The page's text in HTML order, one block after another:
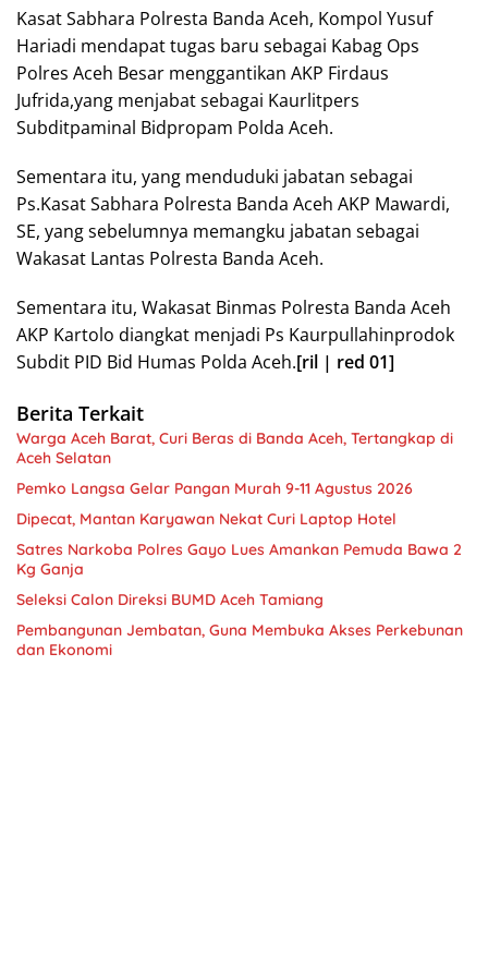
Kasat Sabhara Polresta Banda Aceh, Kompol Yusuf
Hariadi mendapat tugas baru sebagai Kabag Ops
Polres Aceh Besar menggantikan AKP Firdaus
Jufrida,yang menjabat sebagai Kaurlitpers
Subditpaminal Bidpropam Polda Aceh.
Sementara itu, yang menduduki jabatan sebagai
Ps.Kasat Sabhara Polresta Banda Aceh AKP Mawardi,
SE, yang sebelumnya memangku jabatan sebagai
Wakasat Lantas Polresta Banda Aceh.
Sementara itu, Wakasat Binmas Polresta Banda Aceh
AKP Kartolo diangkat menjadi Ps Kaurpullahinprodok
Subdit PID Bid Humas Polda Aceh.[ril | red 01]
Berita Terkait
Warga Aceh Barat, Curi Beras di Banda Aceh, Tertangkap di
Aceh Selatan
Pemko Langsa Gelar Pangan Murah 9-11 Agustus 2026
Dipecat, Mantan Karyawan Nekat Curi Laptop Hotel
Satres Narkoba Polres Gayo Lues Amankan Pemuda Bawa 2
Kg Ganja
Seleksi Calon Direksi BUMD Aceh Tamiang
Pembangunan Jembatan, Guna Membuka Akses Perkebunan
dan Ekonomi